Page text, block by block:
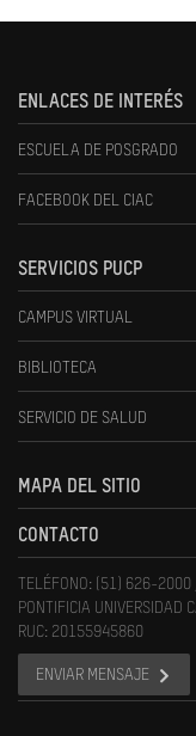
ENLACES DE INTERÉS
ESCUELA DE POSGRADO
FACEBOOK DEL CIAC
SERVICIOS PUCP
CAMPUS VIRTUAL
BIBLIOTECA
SERVICIO DE SALUD
MAPA DEL SITIO
CONTACTO
TELÉFONO: (51) 626-
PONTIFICIA UNIVERSIDAD
RUC: 20155945860
ENVIAR MENSAJE